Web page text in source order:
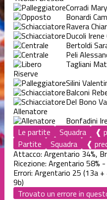
Corradi
Bonardi
Ravera
Ducoli Irene
Bertoldi
Peli
Tagliani
Riserve
Silini
Balconi
Del Bono
Allenatore
Bonfadini
Le partite
Squadra ❰
Partite
Squadra ❰
Attacco: Argentario 34%,
Ricezione: Argentario 58%
Errori: Argentario 25 (13a
9b)
Trovato un errore in